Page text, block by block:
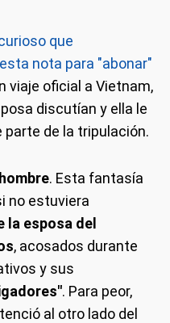
que
nota para "abonar"
viaje oficial a Vietnam,
discutían y ella le
de la tripulación.
. Esta fantasía
no estuviera
la esposa del
, acosados durante
y sus
. Para peor,
al otro lado del